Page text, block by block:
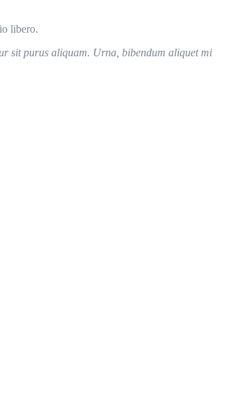
libero.
sit purus aliquam. Urna, bibendum aliquet mi